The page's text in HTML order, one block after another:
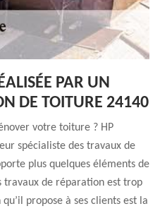
PAR UN
DE TOITURE 24140
votre toiture ? HP
spécialiste des travaux de
plus quelques éléments de
travaux de réparation est trop
propose à ses clients est la